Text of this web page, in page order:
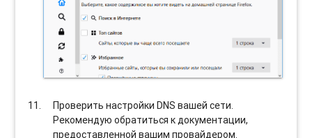
Проверить настройки DNS вашей сети.
Рекомендую обратиться к документации,
предоставленной вашим провайдером.